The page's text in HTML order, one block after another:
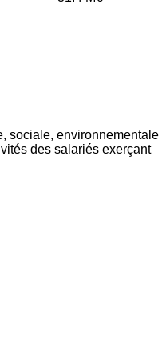
sociale, environnementale
des salariés exerçant